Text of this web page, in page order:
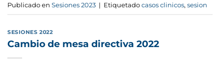
Publicado en Sesiones 2023 | Etiquetado casos clinicos, sesion
SESIONES 2022
Cambio de mesa directiva 2022